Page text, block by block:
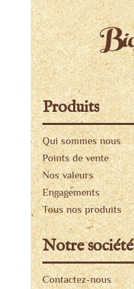
Produits
Qui sommes nous
Points de vente
Nos valeurs
Engagements
Tous nos produits
Notre société
Contactez-nous